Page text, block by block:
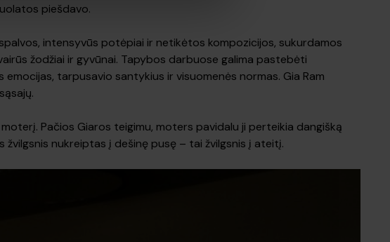
piešdavo.
intensyvūs potėpiai ir netikėtos kompozicijos, sukurdamos
žodžiai ir gyvūnai. Tapybos darbuose galima pastebėti
tarpusavio santykius ir visuomenės normas. Gia Ram
Pačios Giaros teigimu, moters pavidalu ji perteikia dangišką
nukreiptas į dešinę pusę – tai žvilgsnis į ateitį.